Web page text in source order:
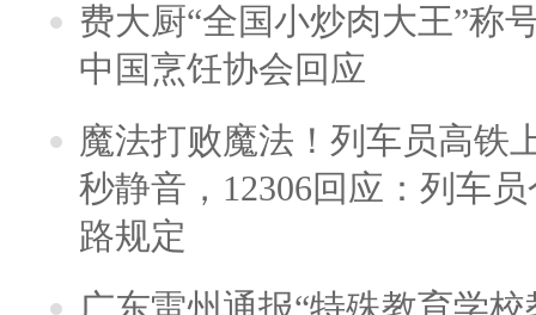
费大厨“全国小炒肉大王”称
中国烹饪协会回应
魔法打败魔法！列车员高铁
秒静音，12306回应：列车
路规定